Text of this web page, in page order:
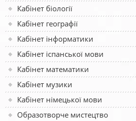
Кабінет біології
Кабінет географії
Кабінет інформатики
Кабінет іспанської мови
Кабінет математики
Кабінет музики
Кабінет німецької мови
Образотворче мистецтво